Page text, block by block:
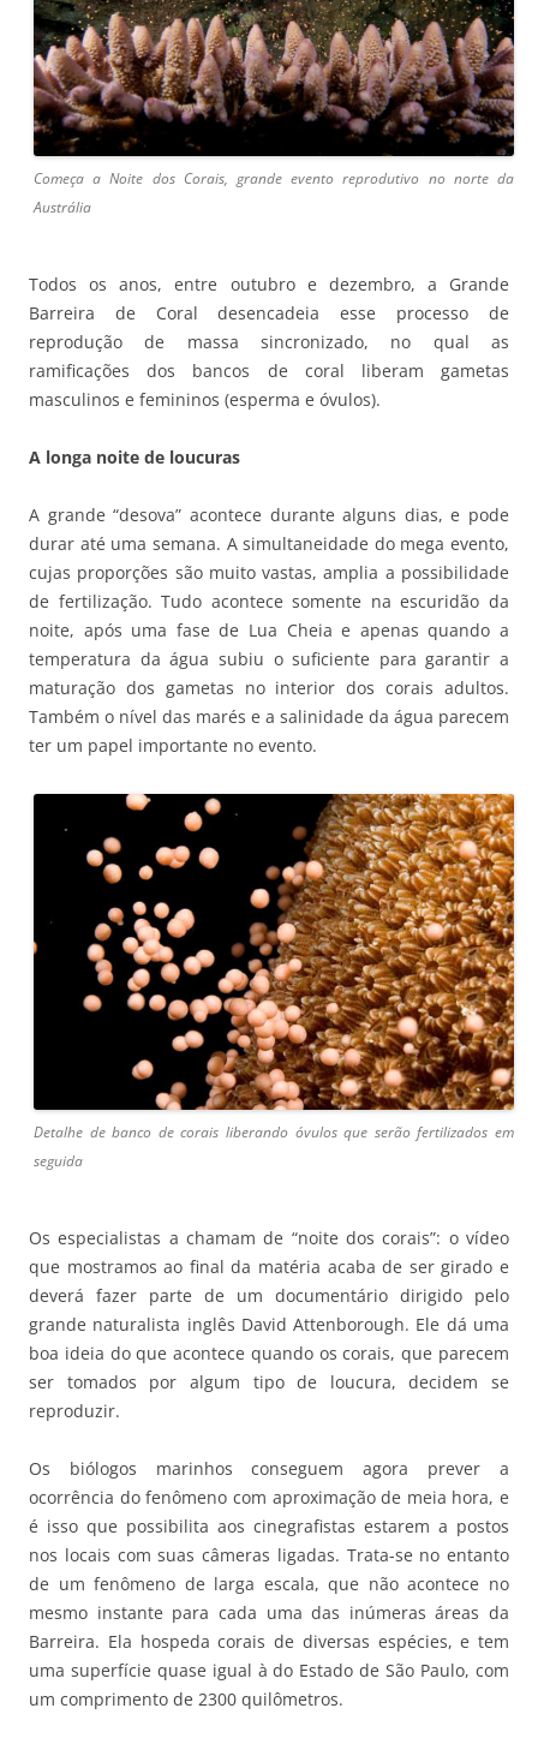
Começa a Noite dos Corais, grande evento reprodutivo no norte da
Austrália
Todos os anos, entre outubro e dezembro, a Grande
Barreira de Coral desencadeia esse processo de
reprodução de massa sincronizado, no qual as
ramificações dos bancos de coral liberam gametas
masculinos e femininos (esperma e óvulos).
A longa noite de loucuras
A grande “desova” acontece durante alguns dias, e pode
durar até uma semana. A simultaneidade do mega evento,
cujas proporções são muito vastas, amplia a possibilidade
de fertilização. Tudo acontece somente na escuridão da
noite, após uma fase de Lua Cheia e apenas quando a
temperatura da água subiu o suficiente para garantir a
maturação dos gametas no interior dos corais adultos.
Também o nível das marés e a salinidade da água parecem
ter um papel importante no evento.
Detalhe de banco de corais liberando óvulos que serão fertilizados em
seguida
Os especialistas a chamam de “noite dos corais”: o vídeo
que mostramos ao final da matéria acaba de ser girado e
deverá fazer parte de um documentário dirigido pelo
grande naturalista inglês David Attenborough. Ele dá uma
boa ideia do que acontece quando os corais, que parecem
ser tomados por algum tipo de loucura, decidem se
reproduzir.
Os biólogos marinhos conseguem agora prever a
ocorrência do fenômeno com aproximação de meia hora, e
é isso que possibilita aos cinegrafistas estarem a postos
nos locais com suas câmeras ligadas. Trata-se no entanto
de um fenômeno de larga escala, que não acontece no
mesmo instante para cada uma das inúmeras áreas da
Barreira. Ela hospeda corais de diversas espécies, e tem
uma superfície quase igual à do Estado de São Paulo, com
um comprimento de 2300 quilômetros.